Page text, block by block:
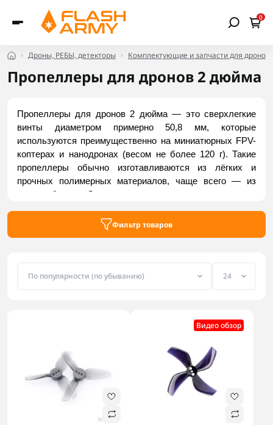
0
Дроны, РЕБЫ, детекторы Комплектующие и запчасти для дронов
Пропеллеры для дронов 2 дюйма
Пропеллеры для дронов 2 дюйма — это сверхлегкие
винты диаметром примерно 50,8 мм, которые
используются преимущественно на миниатюрных FPV-
коптерах и нанодронах (весом не более 120 г). Такие
пропеллеры обычно изготавливаются из лёгких и
прочных полимерных материалов, чаще всего — из
поликарбоната. Они могут иметь две, три, четыре или
подъёмную силу, требуется обеспечить высокую
Фильтр товаров
Видео обзор